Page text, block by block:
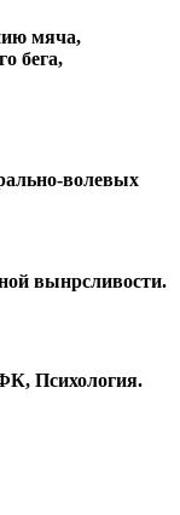
мяча,
бега,
волевых
вынрсливости.
Психология.